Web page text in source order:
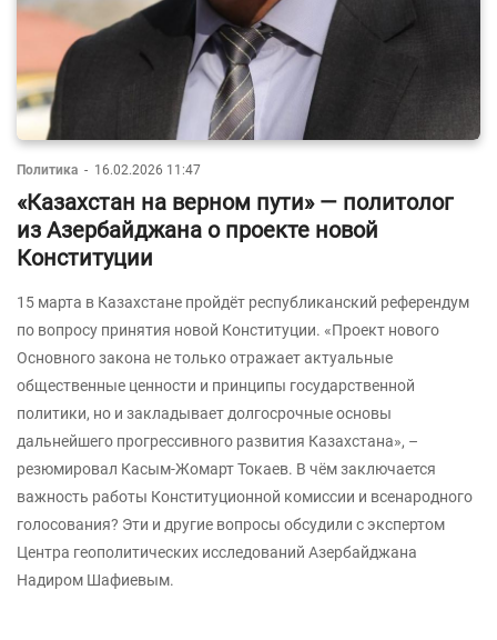
Политика - 16.02.2026 11:47
«Казахстан на верном пути» — политолог
из Азербайджана о проекте новой
Конституции
15 марта в Казахстане пройдёт республиканский референдум
по вопросу принятия новой Конституции. «Проект нового
Основного закона не только отражает актуальные
общественные ценности и принципы государственной
политики, но и закладывает долгосрочные основы
дальнейшего прогрессивного развития Казахстана», –
резюмировал Касым-Жомарт Токаев. В чём заключается
важность работы Конституционной комиссии и всенародного
голосования? Эти и другие вопросы обсудили с экспертом
Центра геополитических исследований Азербайджана
Надиром Шафиевым.